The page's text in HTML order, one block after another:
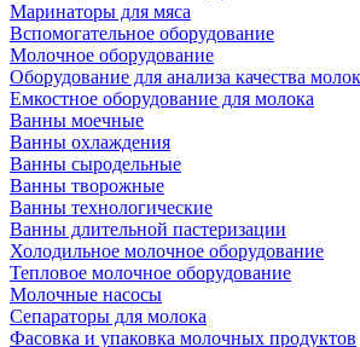
Маринаторы для мяса
Вспомогательное оборудование
Молочное оборудование
Оборудование для анализа качества
Емкостное оборудование для молока
Ванны моечные
Ванны охлаждения
Ванны сыродельные
Ванны творожные
Ванны технологические
Ванны длительной пастеризации
Холодильное молочное оборудование
Тепловое молочное оборудование
Молочные насосы
Сепараторы для молока
Фасовка и упаковка молочных продуктов